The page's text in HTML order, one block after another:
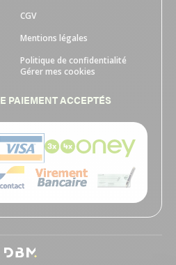
CGV
Mentions légales
Politique de confidentialité
Gérer mes cookies
PAIEMENT ACCEPTÉS